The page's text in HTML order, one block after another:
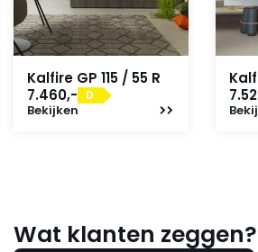
Kalfire GP 115 / 55 R
7.460,-
D
Bekijken
Wat klanten zeggen?